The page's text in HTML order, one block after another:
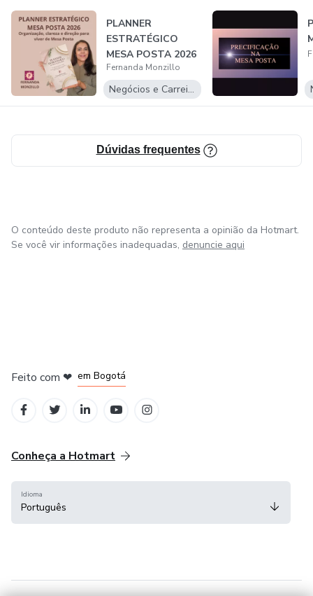
Esta é a porta de entrada para a realização dos seus
sonhos!
APROVEITEM AO MÁXIMO!!!
PLANNER
ESTRATÉGICO
MESA POSTA 2026
Fernanda Monzillo
Negócios e Carreira
Dúvidas frequentes
O conteúdo deste produto não representa a opinião da Hotmart.
Se você vir informações inadequadas, denuncie aqui
Feito com ❤ em Bogotá
Conheça a Hotmart
Idioma
Português